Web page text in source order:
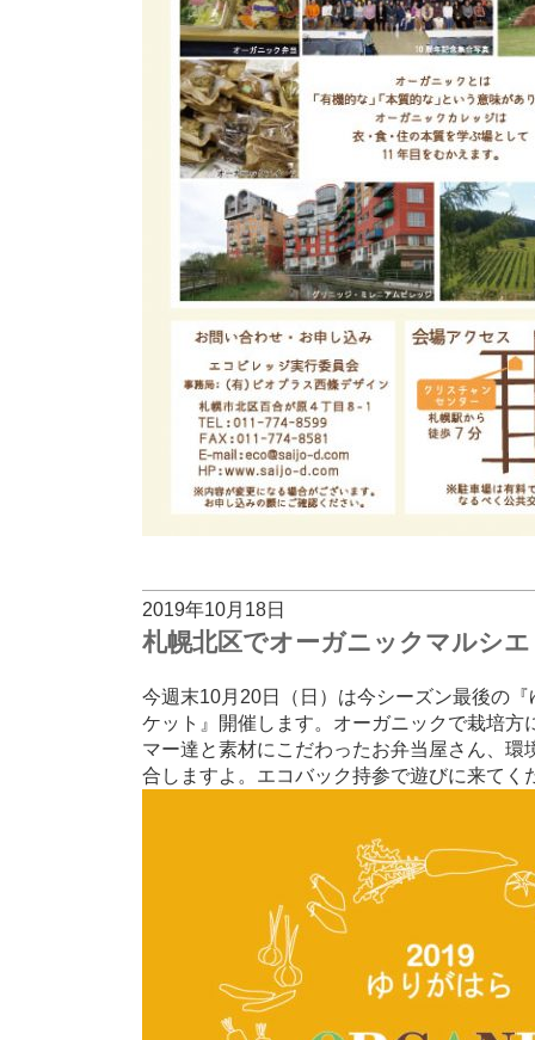
2019年10月18日
札幌北区でオーガニックマルシエ
今週末10月20日（日）は今シーズン最後の
ケット』開催します。オーガニックで栽培方
マー達と素材にこだわったお弁当屋さん、環
合しますよ。エコバック持参で遊びに来てく